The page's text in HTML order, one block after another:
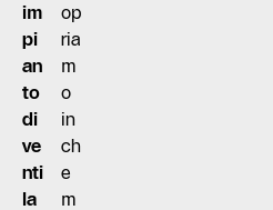
im
pi
an
to
di
ve
nti
la
op
ria
m
o
in
ch
e
m